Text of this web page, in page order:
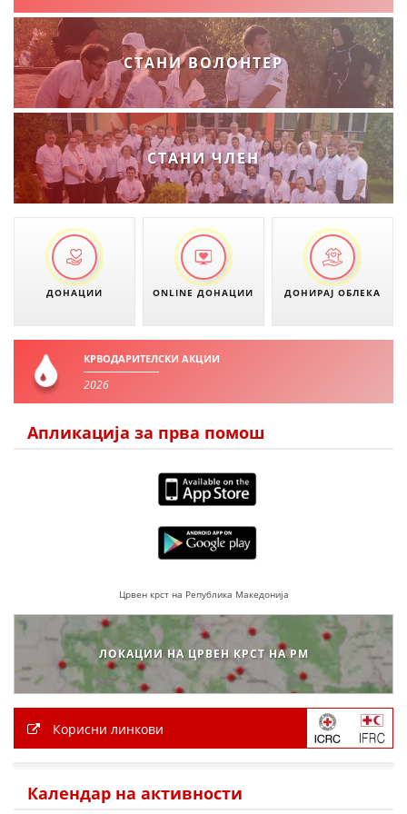
СТАНИ ВОЛОНТЕР
СТАНИ ЧЛЕН
ДОНАЦИИ ONLINE ДОНАЦИИ ДОНИРАЈ ОБЛЕКА
КРВОДАРИТЕЛСКИ АКЦИИ
2026
Апликација за прва помош
Црвен крст на Република Македонија
ЛОКАЦИИ НА ЦРВЕН КРСТ НА РМ
Корисни линкови
Календар на активности